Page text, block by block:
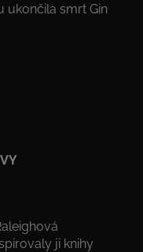
ukončila smrt Gin
ji knihy